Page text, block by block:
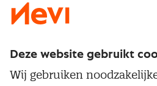
Deze website gebruikt
Wij gebruiken